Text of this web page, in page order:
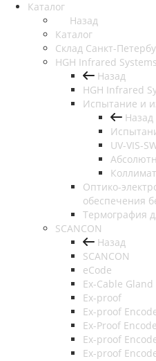
Каталог
Назад
Каталог
Cклад Санкт-
HGH Infrared Systems
Назад
HGH Infrared
Испытание и
Назад
UV-VIS-
Оптико-
обеспечения
Термография
SCANCON
Назад
SCANCON
eCode
Ex-Cable Gland
Ex-proof
Ex-proof
Ex-Proof
Ex-proof
Ex-proof